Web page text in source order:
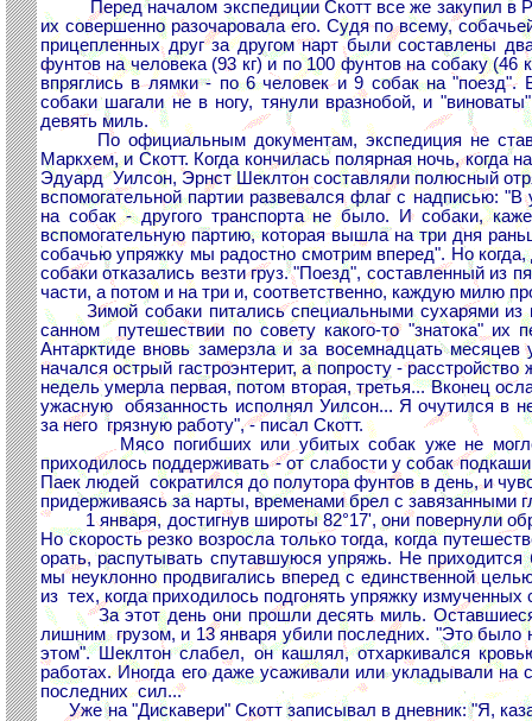
Перед началом экспедиции Скотт все же закупил в
их совершенно разочаровала его. Судя по всему,
прицепленных друг за другом нарт были составлены
фунтов на человека (93 кг) и по 100 фунтов на собаку
впряглись в лямки - по 6 человек и 9 собак на "поезд".
собаки шагали не в ногу, тянули вразнобой, и
девять миль.
По официальным документам, экспедиция не
Маркхем, и Скотт. Когда кончилась полярная ночь, когда
Эдуард Уилсон, Эрнст Шеклтон составляли полюсный
вспомогательной партии развевался флаг с надписью:
на собак - другого транспорта не было. И собаки,
вспомогательную партию, которая вышла на три дня
собачью упряжку мы радостно смотрим вперед". Но когда,
собаки отказались везти груз. "Поезд", составленный
части, а потом и на три и, соответственно, каждую милю
Зимой собаки питались специальными сухарями из
санном путешествии по совету какого-то "знатока"
Антарктиде вновь замерзла и за восемнадцать месяцев
начался острый гастроэнтерит, а попросту -
недель умерла первая, потом вторая, третья... Вконец
ужасную обязанность исполнял Уилсон... Я очутился в
за него грязную работу", - писал Скотт.
Мясо погибших или убитых собак уже не могло
приходилось поддерживать - от слабости у собак
Паек людей сократился до полутора фунтов в день, и
придерживаясь за нарты, временами брел с завязанными
1 января, достигнув широты 82°17', они повернули
Но скорость резко возросла только тогда, когда
орать, распутывать спутавшуюся упряжь. Не
мы неуклонно продвигались вперед с единственной
из тех, когда приходилось подгонять упряжку измученных
За этот день они прошли десять миль. Оставшиеся
лишним грузом, и 13 января убили последних. "Это было
этом". Шеклтон слабел, он кашлял, отхаркивался
работах. Иногда его даже усаживали или укладывали
последних сил...
Уже на "Дискавери" Скотт записывал в дневник: "Я,